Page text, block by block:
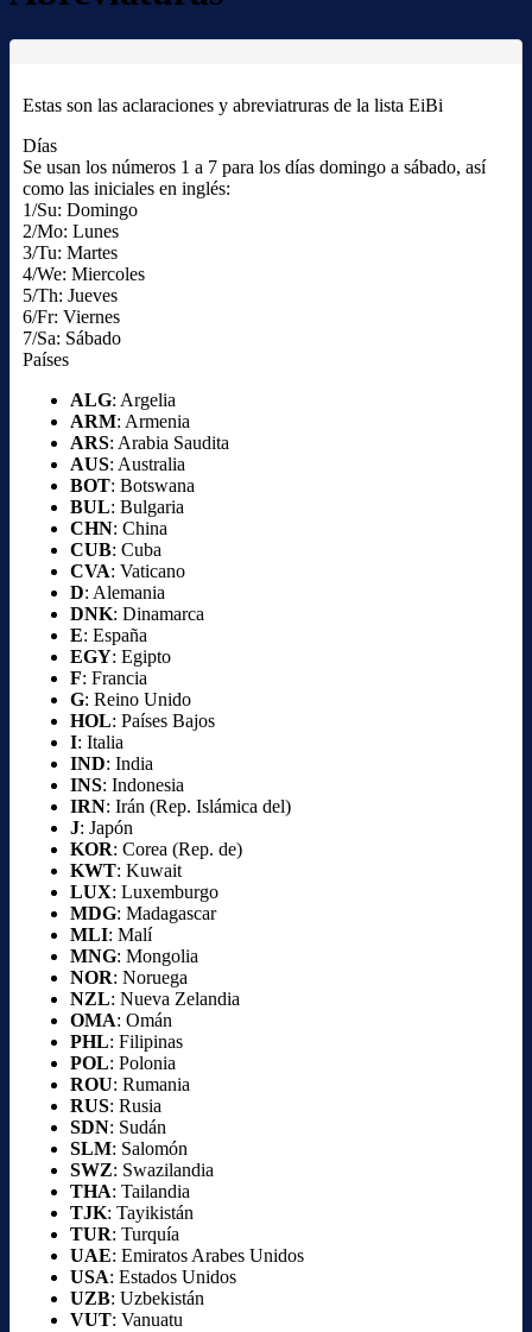
Estas son las aclaraciones y abreviatruras de la lista EiBi
Días
Se usan los números 1 a 7 para los días domingo a sábado, así
como las iniciales en inglés:
1/Su: Domingo
2/Mo: Lunes
3/Tu: Martes
4/We: Miercoles
5/Th: Jueves
6/Fr: Viernes
7/Sa: Sábado
Países
ALG: Argelia
ARM: Armenia
ARS: Arabia Saudita
AUS: Australia
BOT: Botswana
BUL: Bulgaria
CHN: China
CUB: Cuba
CVA: Vaticano
D: Alemania
DNK: Dinamarca
E: España
EGY: Egipto
F: Francia
G: Reino Unido
HOL: Países Bajos
I: Italia
IND: India
INS: Indonesia
IRN: Irán (Rep. Islámica del)
J: Japón
KOR: Corea (Rep. de)
KWT: Kuwait
LUX: Luxemburgo
MDG: Madagascar
MLI: Malí
MNG: Mongolia
NOR: Noruega
NZL: Nueva Zelandia
OMA: Omán
PHL: Filipinas
POL: Polonia
ROU: Rumania
RUS: Rusia
SDN: Sudán
SLM: Salomón
SWZ: Swazilandia
THA: Tailandia
TJK: Tayikistán
TUR: Turquía
UAE: Emiratos Arabes Unidos
USA: Estados Unidos
UZB: Uzbekistán
VUT: Vanuatu